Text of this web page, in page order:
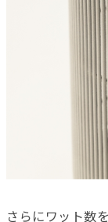
さらにワット数